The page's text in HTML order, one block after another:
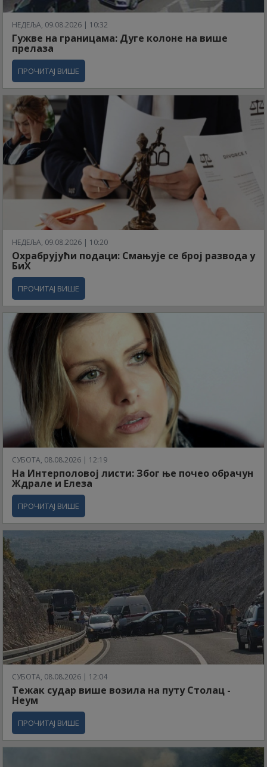
НЕДЕЉА, 09.08.2026 | 10:32
Гужве на границама: Дуге колоне на више
прелаза
ПРОЧИТАЈ ВИШЕ
НЕДЕЉА, 09.08.2026 | 10:20
Охрабрујући подаци: Смањује се број развода у
БиХ
ПРОЧИТАЈ ВИШЕ
СУБОТА, 08.08.2026 | 12:19
На Интерполовој листи: Због ње почео обрачун
Ждрале и Елеза
ПРОЧИТАЈ ВИШЕ
СУБОТА, 08.08.2026 | 12:04
Тежак судар више возила на путу Столац -
Неум
ПРОЧИТАЈ ВИШЕ